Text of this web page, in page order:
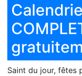
Saint du jour, fêtes